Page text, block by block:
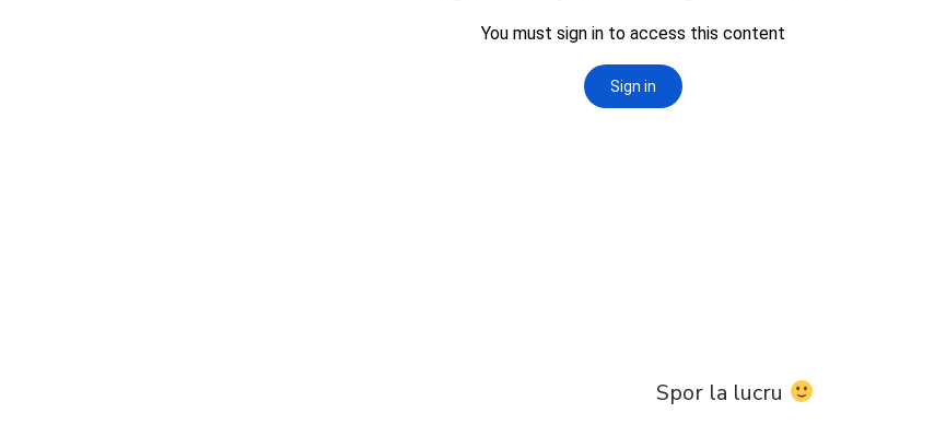
Spor la lucru